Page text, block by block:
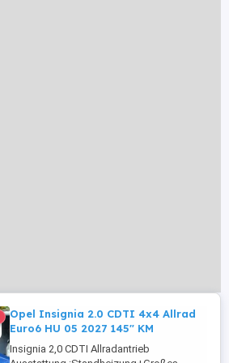
Opel Insignia 2.0 CDTI 4x4 Allrad
Euro6 HU 05 2027 145" KM
Insignia 2,0 CDTI Allradantrieb